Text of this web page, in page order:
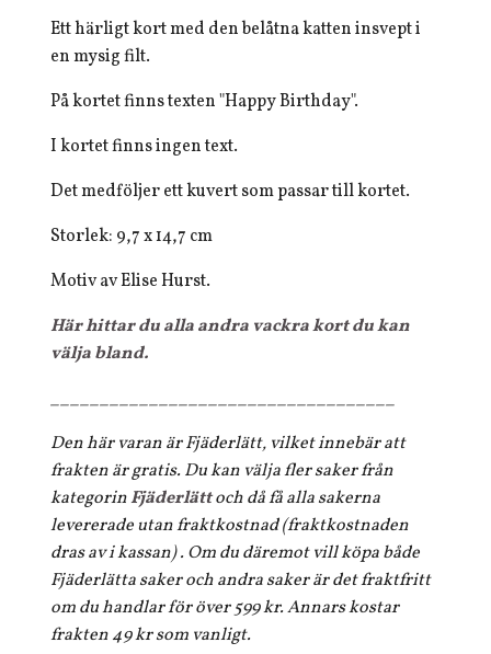
Ett härligt kort med den belåtna katten insvept i
en mysig filt.
På kortet finns texten "Happy Birthday".
I kortet finns ingen text.
Det medföljer ett kuvert som passar till kortet.
Storlek: 9,7 x 14,7 cm
Motiv av Elise Hurst.
Här hittar du alla andra vackra kort du kan
välja bland.
___________________________________
Den här varan är Fjäderlätt, vilket innebär att
frakten är gratis. Du kan välja fler saker från
kategorinFjäderlättoch då få alla sakerna
levererade utan fraktkostnad (fraktkostnaden
dras av i kassan) . Om du däremot vill köpa både
Fjäderlätta saker och andra saker är det fraktfritt
om du handlar för över 599 kr. Annars kostar
frakten 49 kr som vanligt.